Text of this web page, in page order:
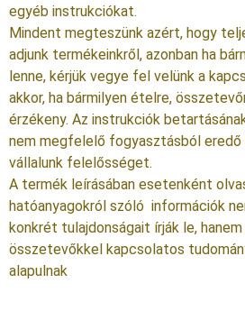
egyéb instrukciókat.
Mindent megteszünk azért, hogy
adjunk termékeinkről, azonban ha
lenne, kérjük vegye fel velünk a
akkor, ha bármilyen ételre,
érzékeny. Az instrukciók
nem megfelelő fogyasztásból eredő
vállalunk felelősséget.
A termék leírásában esetenként
hatóanyagokról szóló információk
konkrét tulajdonságait írják le,
összetevőkkel kapcsolatos
alapulnak